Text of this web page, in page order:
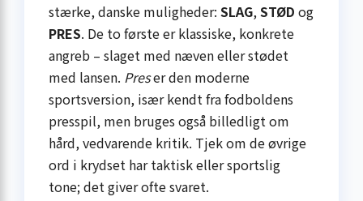
stærke, danske muligheder: SLAG,STØD og
PRES. De to første er klassiske, konkrete
angreb – slaget med næven eller stødet
med lansen. Preser den moderne
sportsversion, især kendt fra fodboldens
presspil, men bruges også billedligt om
hård, vedvarende kritik. Tjek om de øvrige
ord i krydset har taktisk eller sportslig
tone; det giver ofte svaret.